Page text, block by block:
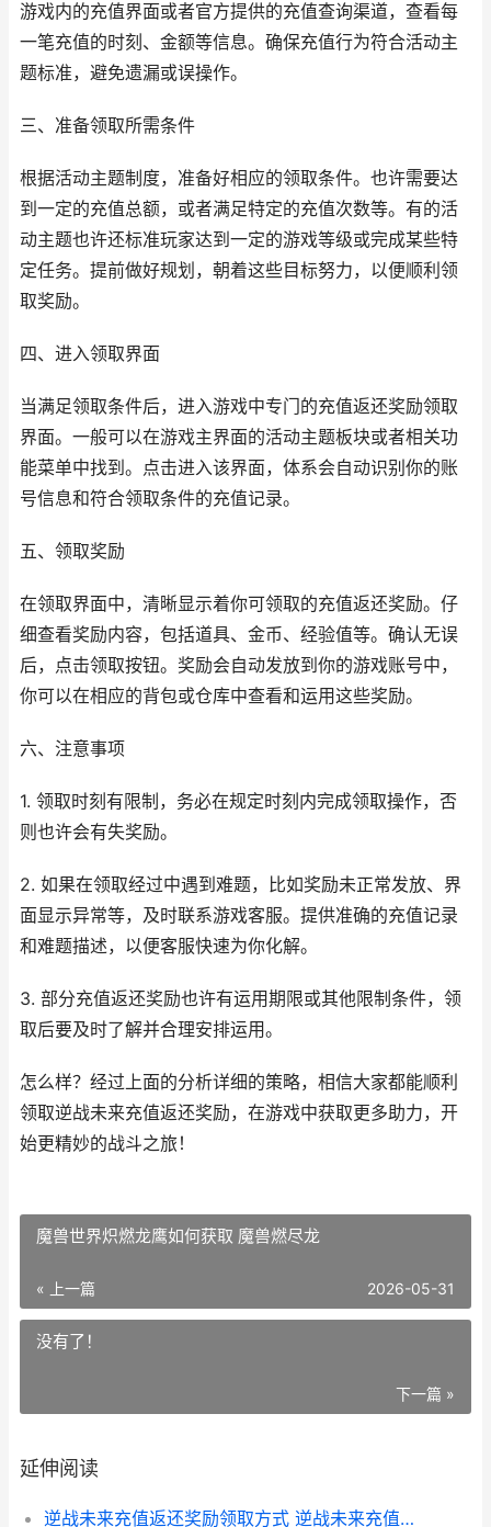
游戏内的充值界面或者官方提供的充值查询渠道，查看每
一笔充值的时刻、金额等信息。确保充值行为符合活动主
题标准，避免遗漏或误操作。
三、准备领取所需条件
根据活动主题制度，准备好相应的领取条件。也许需要达
到一定的充值总额，或者满足特定的充值次数等。有的活
动主题也许还标准玩家达到一定的游戏等级或完成某些特
定任务。提前做好规划，朝着这些目标努力，以便顺利领
取奖励。
四、进入领取界面
当满足领取条件后，进入游戏中专门的充值返还奖励领取
界面。一般可以在游戏主界面的活动主题板块或者相关功
能菜单中找到。点击进入该界面，体系会自动识别你的账
号信息和符合领取条件的充值记录。
五、领取奖励
在领取界面中，清晰显示着你可领取的充值返还奖励。仔
细查看奖励内容，包括道具、金币、经验值等。确认无误
后，点击领取按钮。奖励会自动发放到你的游戏账号中，
你可以在相应的背包或仓库中查看和运用这些奖励。
六、注意事项
1. 领取时刻有限制，务必在规定时刻内完成领取操作，否
则也许会有失奖励。
2. 如果在领取经过中遇到难题，比如奖励未正常发放、界
面显示异常等，及时联系游戏客服。提供准确的充值记录
和难题描述，以便客服快速为你化解。
3. 部分充值返还奖励也许有运用期限或其他限制条件，领
取后要及时了解并合理安排运用。
怎么样？经过上面的分析详细的策略，相信大家都能顺利
领取逆战未来充值返还奖励，在游戏中获取更多助力，开
始更精妙的战斗之旅！
魔兽世界炽燃龙鹰如何获取 魔兽燃尽龙
« 上一篇 2026-05-31
没有了！
下一篇 »
延伸阅读
逆战未来充值返还奖励领取方式 逆战未来充值返利入口